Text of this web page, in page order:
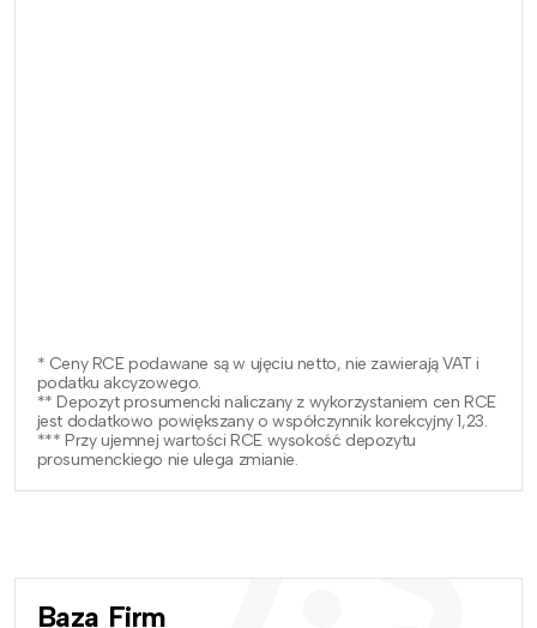
* Ceny RCE podawane są w ujęciu netto, nie zawierają VAT i
podatku akcyzowego.
** Depozyt prosumencki naliczany z wykorzystaniem cen RCE
jest dodatkowo powiększany o współczynnik korekcyjny 1,23.
*** Przy ujemnej wartości RCE wysokość depozytu
prosumenckiego nie ulega zmianie.
Baza Firm